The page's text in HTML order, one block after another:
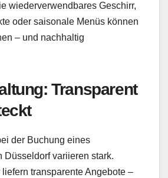
wiederverwendbares Geschirr,
oder saisonale Menüs können
– und nachhaltig
Transparent
der Buchung eines
Düsseldorf variieren stark.
transparente Angebote –